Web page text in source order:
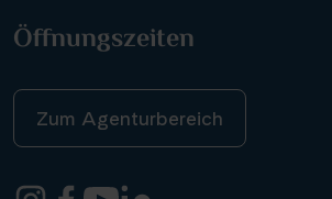
Öffnungszeiten
Zum Agenturbereich